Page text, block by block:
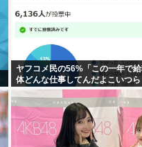
ヤフコメ民の56%「この一年で
体どんな仕事してんだよこいつら